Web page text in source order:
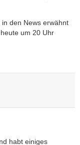
den News erwähnt
um 20 Uhr
habt einiges